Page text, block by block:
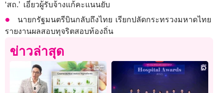
‘สถ.’ เอี่ยวผู้รับจ้างแก้คะแนนยับ
นายกรัฐมนตรีบินกลับถึงไทย เรียกปลัดกระทรวงมหาดไทย
รายงานผลสอบทุจริตสอบท้องถิ่น
ข่าวล่าสุด